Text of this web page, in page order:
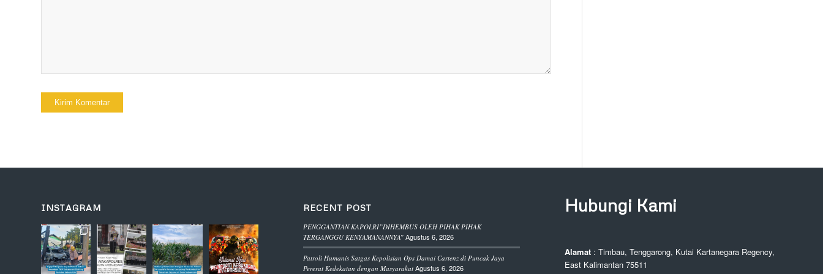
INSTAGRAM RECENT POST
PENGGANTIAN KAPOLRI”DIHEMBUS OLEH PIHAK PIHAK
TERGANGGU KENYAMANANNYA” Agustus 6, 2026
Patroli Humanis Satgas Kepolisian Ops Damai Cartenz di Puncak Jaya
Pererat Kedekatan dengan Masyarakat Agustus 6, 2026
Hubungi Kami
Alamat : Timbau, Tenggarong, Kutai Kartanegara Regency,
East Kalimantan 75511